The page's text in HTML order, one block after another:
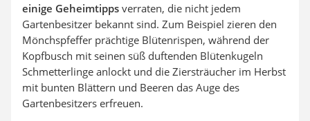
einige Geheimtipps verraten, die nicht jedem
Gartenbesitzer bekannt sind. Zum Beispiel zieren den
Mönchspfeffer prächtige Blütenrispen, während der
Kopfbusch mit seinen süß duftenden Blütenkugeln
Schmetterlinge anlockt und die Ziersträucher im Herbst
mit bunten Blättern und Beeren das Auge des
Gartenbesitzers erfreuen.